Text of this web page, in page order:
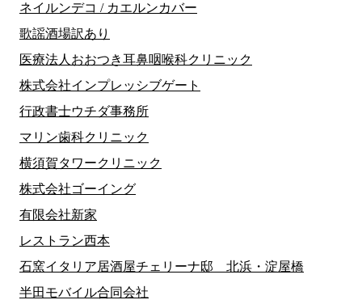
ネイルンデコ / カエルンカバー
歌謡酒場訳あり
医療法人おおつき耳鼻咽喉科クリニック
株式会社インプレッシブゲート
行政書士ウチダ事務所
マリン歯科クリニック
横須賀タワークリニック
株式会社ゴーイング
有限会社新家
レストラン西本
石窯イタリア居酒屋チェリーナ邸 北浜・淀屋橋
半田モバイル合同会社